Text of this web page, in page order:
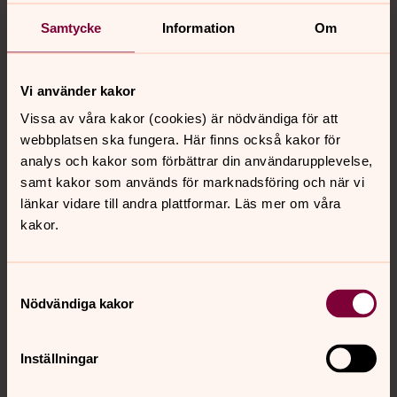
Samtycke Information Om
Vi använder kakor
Vissa av våra kakor (cookies) är nödvändiga för att
webbplatsen ska fungera. Här finns också kakor för
analys och kakor som förbättrar din användarupplevelse,
samt kakor som används för marknadsföring och när vi
länkar vidare till andra plattformar. Läs mer om våra
kakor.
Nödvändiga kakor
Inställningar
Nu finns ett nytt nummer av Finn att hämta i Domkyrkan
eller på Domkyrkoforum. Du kan också läsa den digitalt
Ekumenik i praktiken
En mulen oktoberdag samlades tre representanter från
Lunds kristna råd i Domkyrkoforum för att diskutera
samarbete och hur olika kristna traditioner kan mötas i
vardagen. Det blev ett fint samtal om vänskap, respekt
och önskan att bygga broar mellan kyrkorna i Lund.
Vad gör en studentpräst
Varje termin fylls Lund med studenter från när och
förväntningar men också av oro och tvivel. Mitt i allt det